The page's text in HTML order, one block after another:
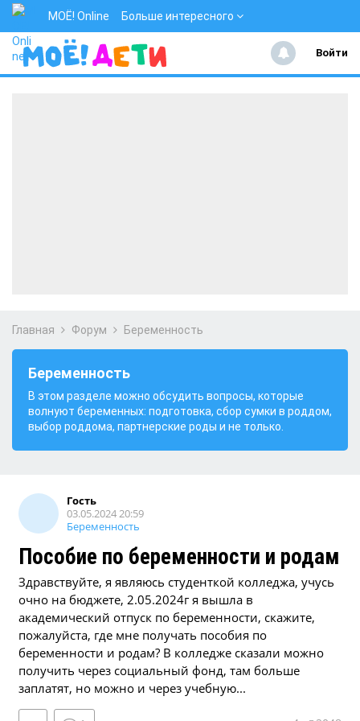
МОЁ! Online Больше интересного
Войти
Главная Форум Беременность
Беременность
В этом разделе можно обсудить вопросы, которые
волнуют беременных: подготовка, сбор сумки в роддом,
выбор роддома, партнерские роды и не только.
Гость
03.05.2024 20:59
Беременность
Пособие по беременности и родам
Здравствуйте, я являюсь студенткой колледжа, учусь
очно на бюджете, 2.05.2024г я вышла в
академический отпуск по беременности, скажите,
пожалуйста, где мне получать пособия по
беременности и родам? В колледже сказали можно
получить через социальный фонд, там больше
заплатят, но можно и через учебную...